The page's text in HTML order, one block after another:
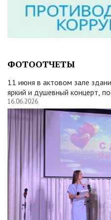
ФОТООТЧЕТЫ
11 июня в актовом зале
яркий и душевный концерт,
16.06.2026